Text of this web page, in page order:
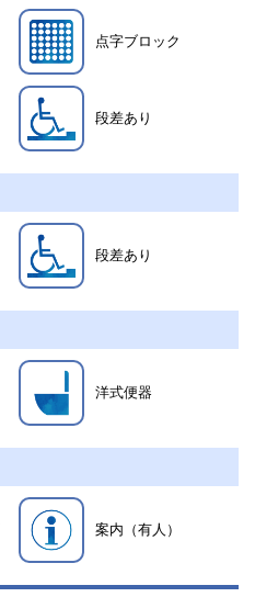
点字ブロック
段差あり
段差あり
洋式便器
案内（有人）